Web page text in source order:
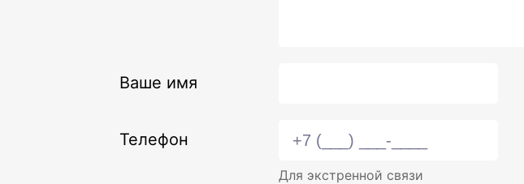
Ваше имя
Телефон
Для экстренной связи